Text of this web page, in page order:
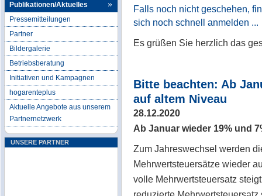
Publikationen/Aktuelles
Pressemitteilungen
Partner
Bildergalerie
Betriebsberatung
Initiativen und Kampagnen
hogarenteplus
Aktuelle Angebote aus unserem
Partnernetzwerk
UNSERE PARTNER
Falls noch nicht geschehen,
sich noch schnell anmelden ...
Es grüßen Sie herzlich das
Bitte beachten: Ab
auf altem Niveau
28.12.2020
Ab Januar wieder 19% und
Zum Jahreswechsel werden
Mehrwertsteuersätze wieder
volle Mehrwertsteuersatz